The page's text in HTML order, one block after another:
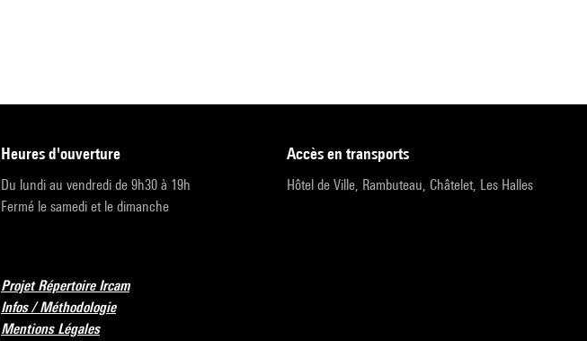
heures d'ouverture
Du lundi au vendredi de 9h30 à 19h
Fermé le samedi et le dimanche
accès en transports
Hôtel de Ville, Rambuteau, Châtelet, Les Halles
Projet Répertoire Ircam
Infos / Méthodologie
Mentions Légales